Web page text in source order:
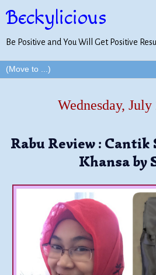
Beckylicious
Be Positive and You Will Get Positive
Wednesday, July
Rabu Review :
Khansa by